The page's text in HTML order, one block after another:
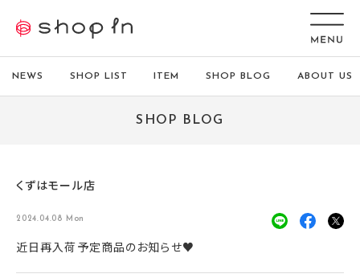
NEWS SHOP LIST ITEM SHOP BLOG ABOUT US
SHOP BLOG
くずはモール店
2024.04.08 Mon
近日再入荷予定商品のお知らせ♥